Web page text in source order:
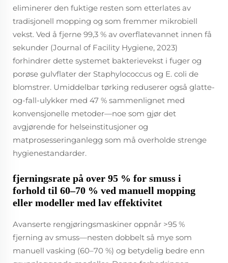
eliminerer den fuktige resten som etterlates av
tradisjonell mopping og som fremmer mikrobiell
vekst. Ved å fjerne 99,3 % av overflatevannet innen få
sekunder (Journal of Facility Hygiene, 2023)
forhindrer dette systemet bakterievekst i fuger og
porøse gulvflater der Staphylococcus og E. coli de
blomstrer. Umiddelbar tørking reduserer også glatte-
og-fall-ulykker med 47 % sammenlignet med
konvensjonelle metoder—noe som gjør det
avgjørende for helseinstitusjoner og
matprosesseringanlegg som må overholde strenge
hygienestandarder.
fjerningsrate på over 95 % for smuss i
forhold til 60–70 % ved manuell mopping
eller modeller med lav effektivitet
Avanserte rengjøringsmaskiner oppnår >95 %
fjerning av smuss—nesten dobbelt så mye som
manuell vasking (60–70 %) og betydelig bedre enn